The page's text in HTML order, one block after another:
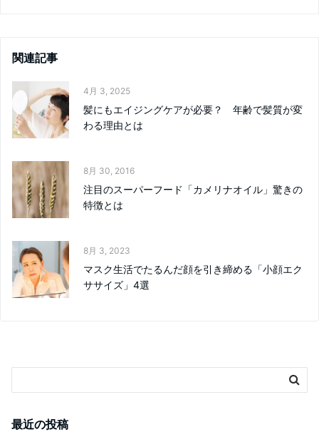
関連記事
4月 3, 2025
髪にもエイジングケアが必要？ 年齢で髪質が変
わる理由とは
8月 30, 2016
注目のスーパーフード「カメリナオイル」驚きの
特徴とは
8月 3, 2023
マスク生活でたるんだ顔を引き締める「小顔エク
ササイズ」4選
最近の投稿